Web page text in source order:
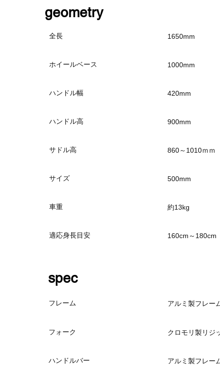
​geometry
全長 1650mm
ホイールベース 1000mm
ハンドル幅 420mm
ハンドル高 900mm
サドル高 860～1010ｍｍ
サイズ 500mm
車重 約13kg
適応身長目安 160cm～180cm
spec
フレーム アルミ製フレー
フォーク クロモリ製リジ
ハンドルバー アルミ製フレー